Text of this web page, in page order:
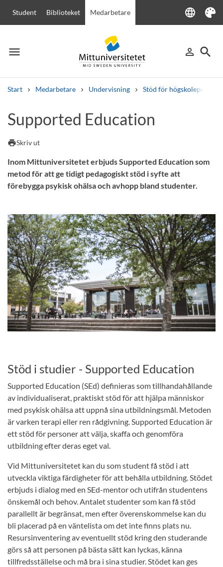
Student Biblioteket Medarbetare language
Language
Tema
menu
Meny person_outline
Logga in
search
Sök
Start Medarbetare Undervisning Stöd för
Andra söktjänster
Kurser och program
Supported Education
printSkriv ut
Inom Mittuniversitetet erbjuds Supported Education som
metod för att ge tidigt pedagogiskt stöd i syfte att
förebygga psykisk ohälsa och avhopp bland studenter.
Stöd i studier - Supported Education
Supported Education (SEd) definieras som tillhandahållande
av individualiserat, praktiskt stöd för att hjälpa människor
med psykisk ohälsa att uppnå sina utbildningsmål. Metoden
är varken terapi eller ren rådgivning. Supported Education är
ett stöd för personer att välja, skaffa och genomföra
utbildning efter deras eget val.
Vid Mittuniversitetet kan du som student få stöd i att
utveckla viktiga färdigheter för att behålla utbildning. Stödet
erbjuds i dialog med en SEd-mentor och utifrån studentens
önskemål och behov. Antalet studenter som kan få stöd
parallellt är begränsat, men efter överenskommelse kan du
bli placerad på en väntelista om det inte finns plats nu.
Resursinventering av eventuellt stöd kring den studerande
görs så att personen på bästa sätt kan lyckas, känna
tillfredsställelse och må bra i sina studier. Stödet kan ges